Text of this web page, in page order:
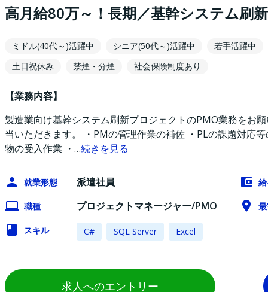
高月給80万～！長期／基幹システム刷
ミドル(40代～)活躍中 シニア(50代～)活躍中
若手活躍中
土日祝休み
禁煙・分煙 社会保険制度あり
【業務内容】
製造業向け基幹システム刷新プロジェクトのPMO業務をお
当いただきます。 ・PMの管理作業の補佐 ・PLの課題対応
物の受入作業 ・ …続きを見る
就業形態 派遣社員
職種 プロジェクトマネージャー/PMO
スキル C# SQL Server Excel
求人へのエントリー